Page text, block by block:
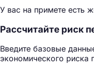
У вас на примете есть
Рассчитайте риск
Введите базовые
экономического риска